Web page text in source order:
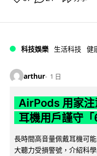
科技娛樂 生活科技 健
arthur 1 日
AirPods 用家注
耳機用戶謹守
長時間高音量佩戴耳機可
大聽力受損警號，介紹科